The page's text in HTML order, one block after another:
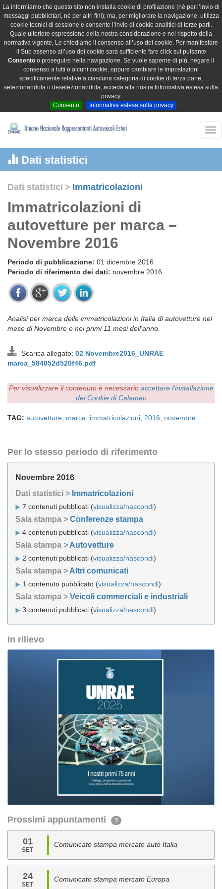
La informiamo che questo sito non installa cookie di profilazione (né per l’invio di
messaggi pubblicitari, né per altri fini); ma, per migliorare la navigazione, utilizza
cookie tecnici di sessione e consente l’invio di cookie analitici di terze parti.
Quale ulteriore espressione della nostra considerazione e nel rispetto della
normativa vigente, Le chiediamo il consenso all’uso dei cookie. Per manifestare
il Suo assenso all’uso dei cookie sarà sufficiente fare click sul pulsante
Consento o proseguire nella navigazione. Se vuole saperne di più, negare il
consenso a tutti o alcuni cookie, oppure cambiare le impostazioni
specificamente relative a ciascuna categoria di cookie di terza parte,
selezionandola o deselezionandola, acceda alla nostra Informativa estesa sulla
privacy.
Consento
Informativa estesa sulla privacy
Dati statistici
Dati statistici > Immatricolazioni
Immatricolazioni di
autovetture per marca –
Novembre 2016
Periodo di pubblicazione: 01 dicembre 2016
Periodo di riferimento dei dati: novembre 2016
Analisi per marca delle immatricolazioni in Italia di autovetture nel
mese di Novembre e nei primi 11 mesi dell'anno.
Scarica allegato: 02 Novembre2016_UNRAE
marca_584052d520f46.pdf
Per visualizzare il contenuto è necessario accettare l'installazione
dei Cookie di Calameo
TAG: autovetture marca immatricolazioni 2016 novembre
Per lo stesso periodo di riferimento
Novembre 2016
Dati statistici > Immatricolazioni
7 contenuti pubblicati (visualizza/nascondi)
Sala stampa > Conferenze stampa
4 contenuti pubblicati (visualizza/nascondi)
Sala stampa > Autovetture
2 contenuti pubblicati (visualizza/nascondi)
Sala stampa > Altri comunicati
1 contenuto pubblicato (visualizza/nascondi)
Sala stampa > Veicoli commerciali e industriali
3 contenuti pubblicati (visualizza/nascondi)
In rilievo
Prossimi appuntamenti ?
01
SET
Comunicato stampa mercato auto Italia
24
SET
Comunicato stampa mercato Europa